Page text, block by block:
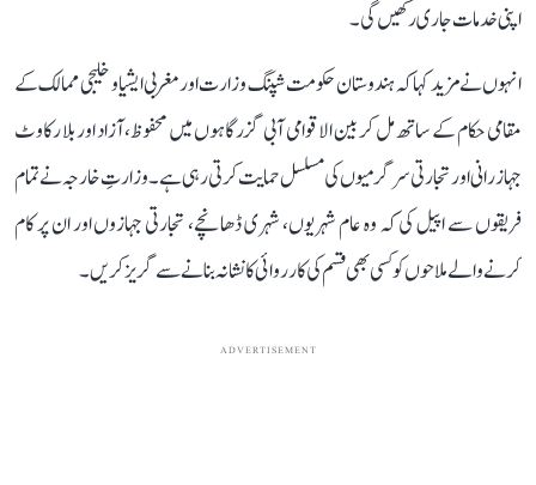
اپنی خدمات جاری رکھیں گی۔
انہوں نے مزید کہا کہ ہندوستان حکومت شپنگ وزارت اور مغربی ایشیا و خلیجی ممالک کے
مقامی حکام کے ساتھ مل کر بین الاقوامی آبی گزرگاہوں میں محفوظ، آزاد اور بلا رکاوٹ
جہاز رانی اور تجارتی سرگرمیوں کی مسلسل حمایت کرتی رہی ہے۔ وزارتِ خارجہ نے تمام
فریقوں سے اپیل کی کہ وہ عام شہریوں، شہری ڈھانچے، تجارتی جہازوں اور ان پر کام
کرنے والے ملاحوں کو کسی بھی قسم کی کارروائی کا نشانہ بنانے سے گریز کریں۔
ADVERTISEMENT